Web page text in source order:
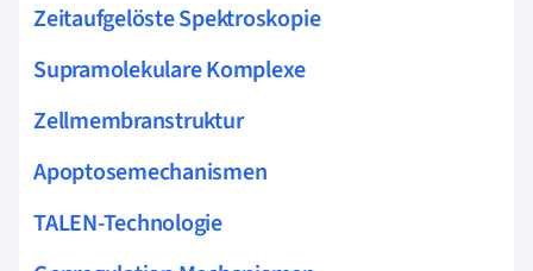
Zeitaufgelöste Spektroskopie
Supramolekulare Komplexe
Zellmembranstruktur
Apoptosemechanismen
TALEN-Technologie